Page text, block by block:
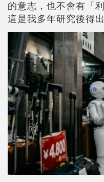
的意志，也不會有「
這是我多年研究後得出